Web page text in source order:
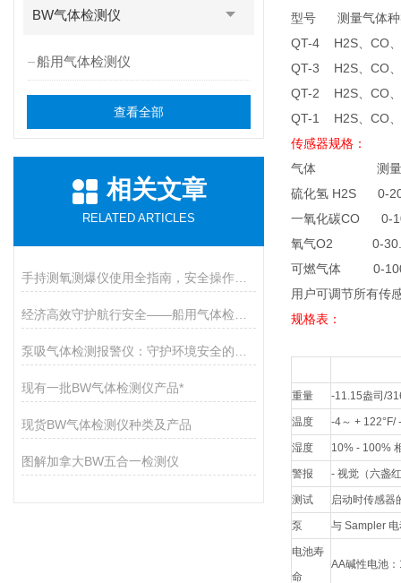
BW气体检测仪
船用气体检测仪
查看全部
相关文章
RELATED ARTICLES
现有一批BW气体检测仪产品*
现货BW气体检测仪种类及产品
图解加拿大BW五合一检测仪
型号 测量气
QT-4 H2S、CO
QT-3 H2S、CO
QT-2 H2S、CO
QT-1 H2S、CO
传感器规格：
气体 测量
硫化氢 H2S 0-
一氧化碳CO 0-
氧气O2 0-
可燃气体 0-
用户可调节所有传
规格表：
重量 -11.15盎司/
温度 -4～ + 122°F/
湿度 10% - 100%
警报 - 视觉（六盏
测试 启动时传感器
泵 与 Sampler
电池寿
命
AA碱性电池